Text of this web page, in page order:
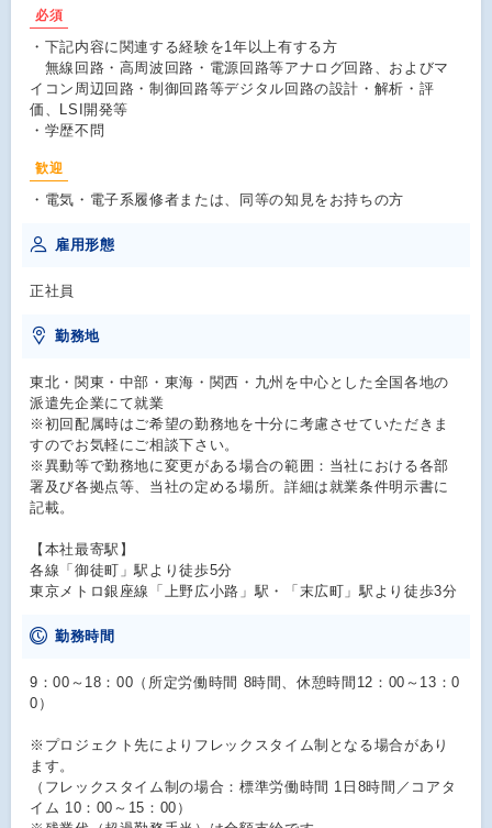
必須
・下記内容に関連する経験を1年以上有する方
無線回路・高周波回路・電源回路等アナログ回路、およびマ
イコン周辺回路・制御回路等デジタル回路の設計・解析・評
価、LSI開発等
・学歴不問
歓迎
・電気・電子系履修者または、同等の知見をお持ちの方
雇用形態
正社員
勤務地
東北・関東・中部・東海・関西・九州を中心とした全国各地の
派遣先企業にて就業
※初回配属時はご希望の勤務地を十分に考慮させていただきま
すのでお気軽にご相談下さい。
※異動等で勤務地に変更がある場合の範囲：当社における各部
署及び各拠点等、当社の定める場所。詳細は就業条件明示書に
記載。
【本社最寄駅】
各線「御徒町」駅より徒歩5分
東京メトロ銀座線「上野広小路」駅・「末広町」駅より徒歩3分
勤務時間
9：00～18：00（所定労働時間 8時間、休憩時間12：00～13：0
0）
※プロジェクト先によりフレックスタイム制となる場合があり
ます。
（フレックスタイム制の場合：標準労働時間 1日8時間／コアタ
イム 10：00～15：00）